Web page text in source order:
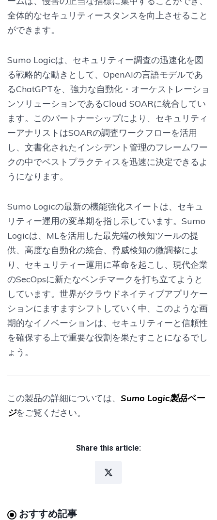
全体的なセキュリティースタンスを向上させること
ができます。
Sumo Logicは、セキュリティー調査の迅速化を図
る戦略的な動きとして、OpenAIの言語モデルであ
るChatGPTを、強力な自動化・オーケストレーショ
ンソリューションであるCloud SOARに統合してい
ます。このパートナーシップにより、セキュリティ
ーアナリストはSOARの調査ワークフローを活用
し、文書化されたインシデント管理のフレームワー
クの中でベストプラクティスを迅速に決定できるよ
うになります。
Sumo Logicの最新の機能強化スイートは、セキュ
リティー運用の変革期を指し示しています。Sumo
Logicは、MLを活用した最先端の検知ツールの提
供、高度な自動化の統合、脅威検知の微調整によ
り、セキュリティー運用に革命を起こし、現代企業
のSecOpsに新たなベンチマークを打ち立てようと
しています。世界がクラウドネイティブアプリケー
ションにますますシフトしていく中、このような画
期的なイノベーションは、セキュリティーと信頼性
を確保する上で重要な役割を果たすことになるでし
ょう。
この製品の詳細については、 Sumo Logic製品ペー
ジをご覧ください。
Share this article:
おすすめ記事